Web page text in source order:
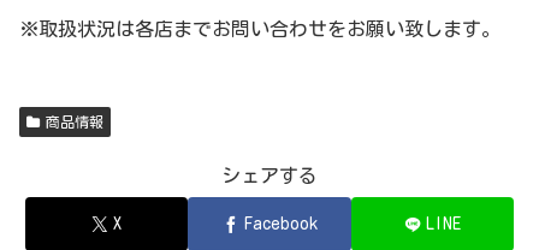
※取扱状況は各店までお問い合わせをお願い致します。
商品情報
シェアする
X Facebook LINE